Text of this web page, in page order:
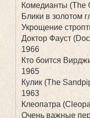
Комедианты (The
Блики в золотом
Укрощение
Доктор Фауст
1966
Кто боится
1965
Кулик (The
1963
Клеопатра
Очень важные